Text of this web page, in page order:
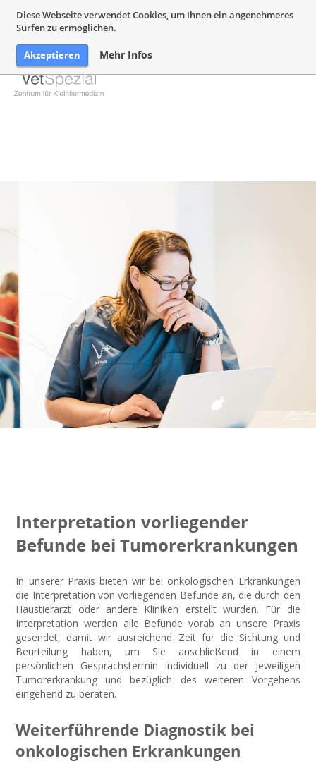
Diese Webseite verwendet Cookies, um Ihnen ein angenehmeres
Surfen zu ermöglichen.
Akzeptieren Mehr Infos
Interpretation vorliegender
Befunde bei Tumorerkrankungen
In unserer Praxis bieten wir bei onkologischen Erkrankungen
die Interpretation von vorliegenden Befunde an, die durch den
Haustierarzt oder andere Kliniken erstellt wurden. Für die
Interpretation werden alle Befunde vorab an unsere Praxis
gesendet, damit wir ausreichend Zeit für die Sichtung und
Beurteilung haben, um Sie anschließend in einem
persönlichen Gesprächstermin individuell zu der jeweiligen
Tumorerkrankung und bezüglich des weiteren Vorgehens
eingehend zu beraten.
Weiterführende Diagnostik bei
onkologischen Erkrankungen